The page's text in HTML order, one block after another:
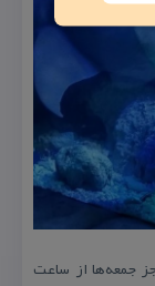
جمعه‌ها از ساعت